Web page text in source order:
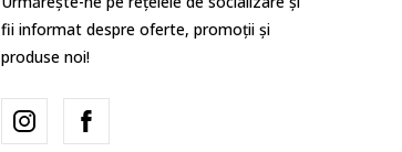
fii informat despre oferte, promoții și
produse noi!